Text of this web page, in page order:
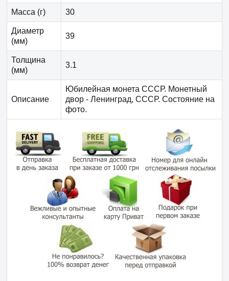
Масса (г) 30
Диаметр
(мм)
39
Толщина
(мм)
3.1
Описание
Юбилейная монета СССР. Монетный
двор - Ленинград, СССР. Состояние на
фото.